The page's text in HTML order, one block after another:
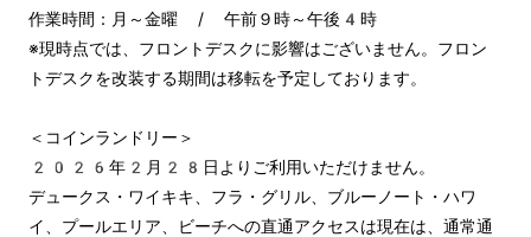
作業時間：月～金曜 / 午前９時～午後4時
※現時点では、フロントデスクに影響はございません。フロン
トデスクを改装する期間は移転を予定しております。
＜コインランドリー＞
2026年2月28日よりご利用いただけません。
デュークス・ワイキキ、フラ・グリル、ブルーノート・ハワ
イ、プールエリア、ビーチへの直通アクセスは現在は、通常通